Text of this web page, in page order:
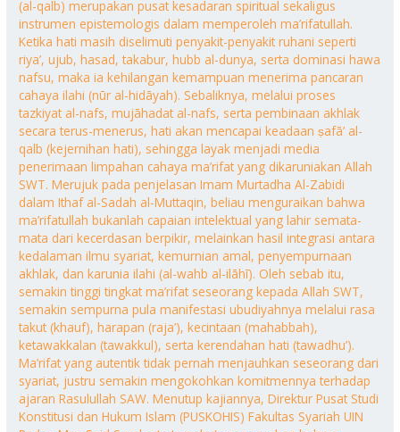
(al-qalb) merupakan pusat kesadaran spiritual sekaligus
instrumen epistemologis dalam memperoleh ma’rifatullah.
Ketika hati masih diselimuti penyakit-penyakit ruhani seperti
riya’, ujub, hasad, takabur, hubb al-dunya, serta dominasi hawa
nafsu, maka ia kehilangan kemampuan menerima pancaran
cahaya ilahi (nūr al-hidāyah). Sebaliknya, melalui proses
tazkiyat al-nafs, mujāhadat al-nafs, serta pembinaan akhlak
secara terus-menerus, hati akan mencapai keadaan ṣafā’ al-
qalb (kejernihan hati), sehingga layak menjadi media
penerimaan limpahan cahaya ma’rifat yang dikaruniakan Allah
SWT. Merujuk pada penjelasan Imam Murtadha Al-Zabidi
dalam Ithaf al-Sadah al-Muttaqin, beliau menguraikan bahwa
ma’rifatullah bukanlah capaian intelektual yang lahir semata-
mata dari kecerdasan berpikir, melainkan hasil integrasi antara
kedalaman ilmu syariat, kemurnian amal, penyempurnaan
akhlak, dan karunia ilahi (al-wahb al-ilāhī). Oleh sebab itu,
semakin tinggi tingkat ma’rifat seseorang kepada Allah SWT,
semakin sempurna pula manifestasi ubudiyahnya melalui rasa
takut (khauf), harapan (raja’), kecintaan (mahabbah),
ketawakkalan (tawakkul), serta kerendahan hati (tawadhu’).
Ma’rifat yang autentik tidak pernah menjauhkan seseorang dari
syariat, justru semakin mengokohkan komitmennya terhadap
ajaran Rasulullah SAW. Menutup kajiannya, Direktur Pusat Studi
Konstitusi dan Hukum Islam (PUSKOHIS) Fakultas Syariah UIN